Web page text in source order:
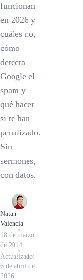
funcionan
en 2026 y
cuáles no,
cómo
detecta
Google el
spam y
qué hacer
si te han
penalizado.
Sin
sermones,
con datos.
Natan
Valencia
18 de marzo
de 2014
Actualizado:
6 de abril de
2026